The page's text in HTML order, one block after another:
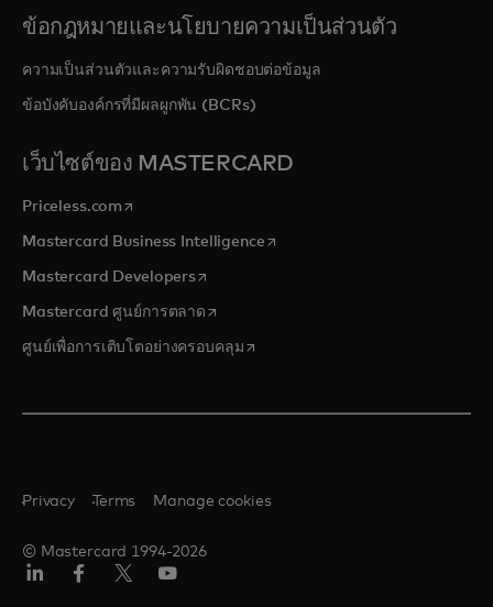
ข้อกฎหมายและนโยบายความเป็นส่วนตัว
ความเป็นส่วนตัวและความรับผิดชอบต่อข้อมูล
ข้อบังคับองค์กรที่มีผลผูกพัน (BCRs)
เว็บไซต์ของ MASTERCARD
Priceless.com opens in a new tab
Mastercard Business Intelligenceopens in a new tab
Mastercard Developersopens in a new tab
Mastercard ศูนย์การตลาด opens in a new tab
ศูนย์เพื่อการเติบโตอย่างครอบคลุมopens in a new tab
© Mastercard 1994-2026
Privacy Terms Manage cookies